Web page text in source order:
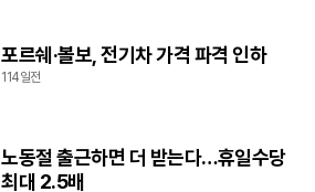
포르쉐·볼보, 전기차 가격 파격 인하
114일전
노동절 출근하면 더 받는다…휴일수당
최대 2.5배